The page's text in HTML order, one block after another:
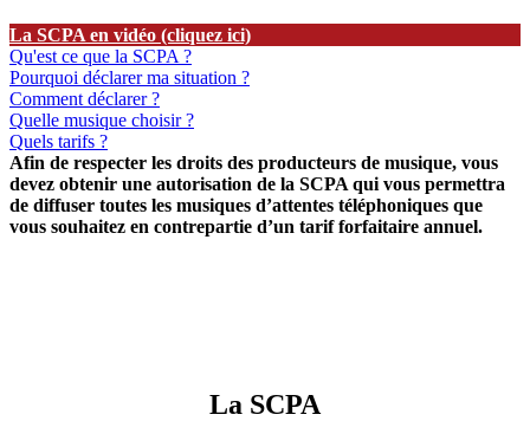
La SCPA en vidéo (cliquez ici)
Qu'est ce que la SCPA ?
Pourquoi déclarer ma situation ?
Comment déclarer ?
Quelle musique choisir ?
Quels tarifs ?
Afin de respecter les droits des producteurs de musique, vous
devez obtenir une autorisation de la SCPA qui vous permettra
de diffuser toutes les musiques d’attentes téléphoniques que
vous souhaitez en contrepartie d’un tarif forfaitaire annuel.
La SCPA